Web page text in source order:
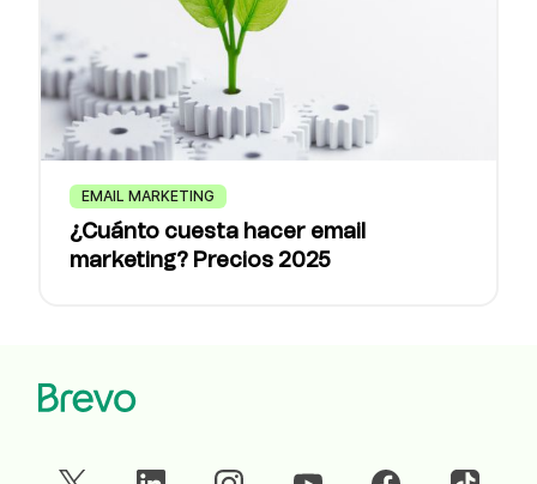
EMAIL MARKETING
¿Cuánto cuesta hacer email
marketing? Precios 2025